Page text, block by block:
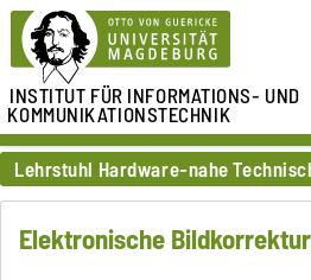
INSTITUT FÜRINFORMATIONS- UND
KOMMUNIKATIONSTECHNIK
Lehrstuhl Hardware-nahe
Elektronische Bildkorrektur